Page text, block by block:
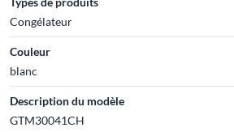
Congélateur
Couleur
blanc
Description du modèle
GTM30041CH